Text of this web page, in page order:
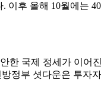
후 올해 10월에는
국제 정세가 이어
정부 셧다운은 투자